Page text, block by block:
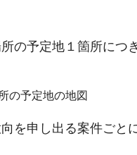
の予定地１箇所につ
の予定地の地図
を申し出る案件ごと